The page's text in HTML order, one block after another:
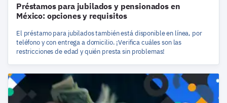
Préstamos para jubilados y pensionados en
México: opciones y requisitos
El préstamo para jubilados también está disponible en línea, por
teléfono y con entrega a domicilio. ¡Verifica cuáles son las
restricciones de edad y quién presta sin problemas!